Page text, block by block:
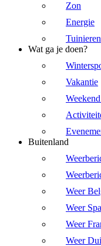
Zon
Energie
Tuinieren
Wat ga je doen?
Vakantie
Buitenland
Weer
Weer
Weer
Weer